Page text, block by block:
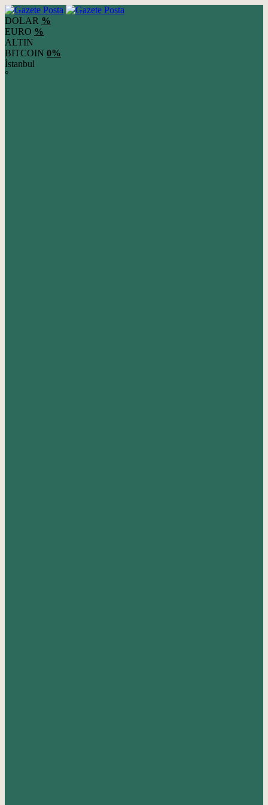
DOLAR %
EURO %
ALTIN
BITCOIN 0%
İstanbul
°